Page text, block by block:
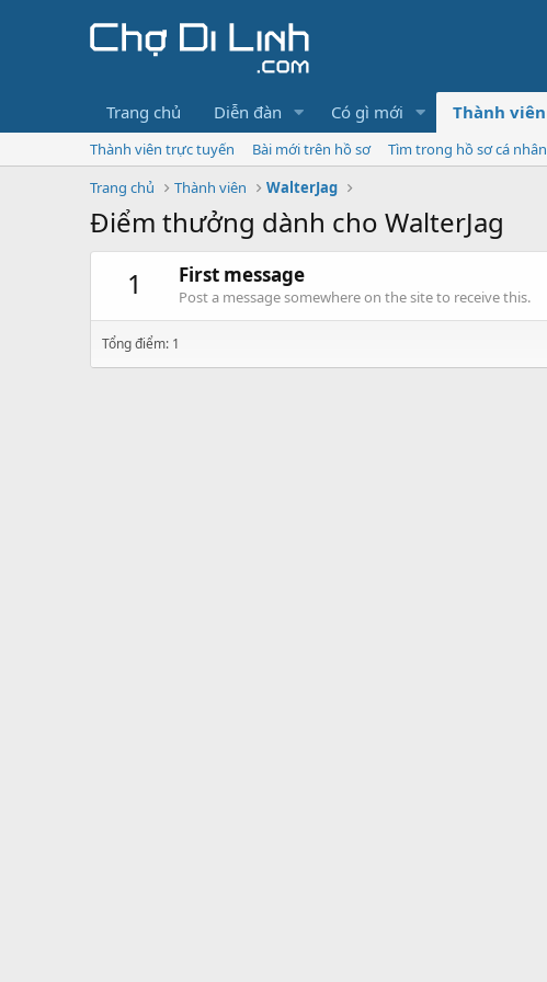
Trang chủ Diễn đàn Có gì mới Thành viên
Thành viên trực tuyến Bài mới trên hồ sơ
Tìm trong hồ sơ cá nhân
Trang chủ
Thành viên WalterJag
Điểm thưởng dành cho WalterJag
1
First message
Post a message somewhere on the site to receive this.
Tổng điểm: 1